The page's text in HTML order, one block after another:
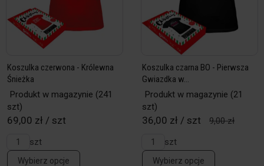
Koszulka czerwona - Królewna
Śnieżka
Produkt w magazynie (241
szt)
69,00 zł / szt
szt
Wybierz opcje
Koszulka czarna BO - Pierwsza
Gwiazdka w...
Produkt w magazynie (21
szt)
36,00 zł / szt
9,00 zł
szt
Wybierz opcje